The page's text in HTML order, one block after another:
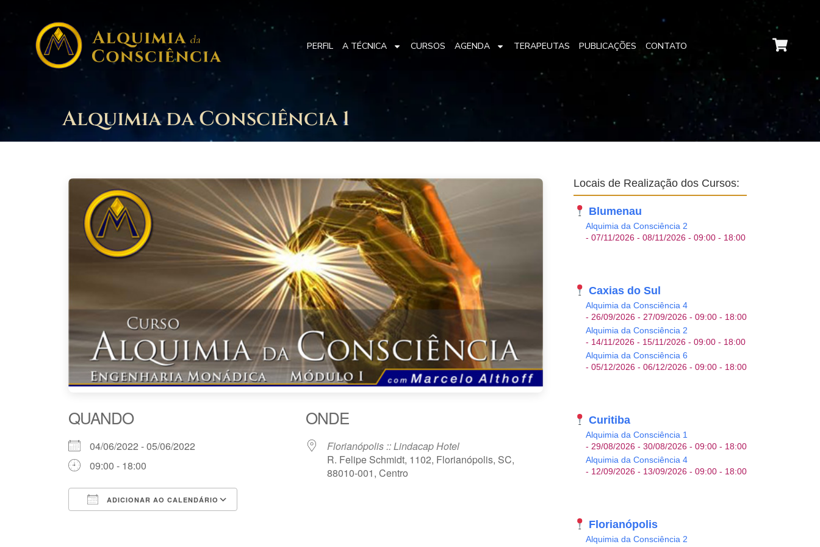
PERFIL A TÉCNICA CURSOS AGENDA TERAPEUTAS PUBLICAÇÕES CONTATO
Alquimia da Consciência 1
QUANDO
04/06/2022 - 05/06/2022
09:00 - 18:00
ADICIONAR AO CALENDÁRIO
Office 365
ONDE
Florianópolis :: Lindacap Hotel
R. Felipe Schmidt, 1102, Florianópolis, SC,
88010-001, Centro
Locais de Realização dos Cursos:
Blumenau
Alquimia da Consciência 2
- 07/11/2026 - 08/11/2026 - 09:00 - 18:00
Caxias do Sul
Alquimia da Consciência 4
- 26/09/2026 - 27/09/2026 - 09:00 - 18:00
Alquimia da Consciência 2
- 14/11/2026 - 15/11/2026 - 09:00 - 18:00
Alquimia da Consciência 6
- 05/12/2026 - 06/12/2026 - 09:00 - 18:00
Curitiba
Alquimia da Consciência 1
- 29/08/2026 - 30/08/2026 - 09:00 - 18:00
Alquimia da Consciência 4
- 12/09/2026 - 13/09/2026 - 09:00 - 18:00
Florianópolis
Alquimia da Consciência 2